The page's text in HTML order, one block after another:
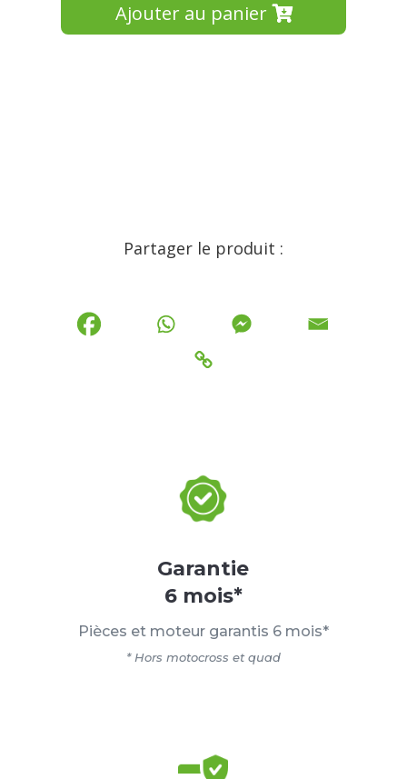
Ajouter au panier
Partager le produit :
Garantie
6 mois*
Pièces et moteur garantis 6 mois*
* Hors motocross et quad